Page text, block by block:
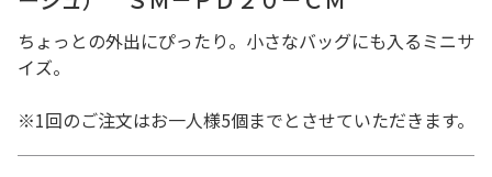
ちょっとの外出にぴったり。小さなバッグにも入るミニサ
イズ。
※1回のご注文はお一人様5個までとさせていただきます。